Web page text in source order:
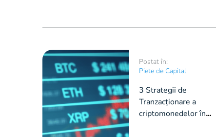
Postat în:
Piete de Capital
3 Strategii de
Tranzacționare a
criptomonedelor în